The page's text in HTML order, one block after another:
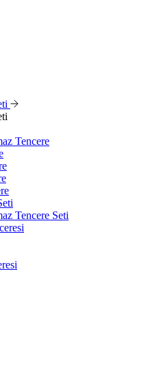
Tencere
Tencere Seti